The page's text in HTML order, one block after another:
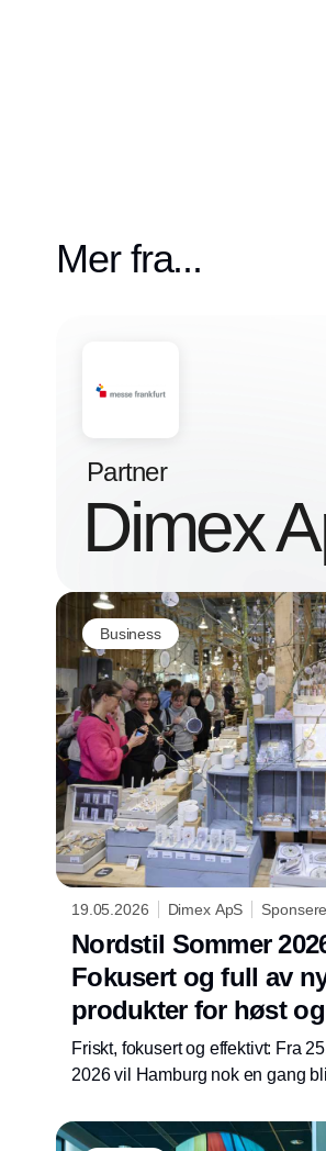
Mer fra...
Partner
Dimex
Business
19.05.2026 Dimex ApS
Nordstil Sommer
Fokusert og full av
produkter for høst
Friskt, fokusert og effektivt: Fra
2026 vil Hamburg nok en gang
Sommer presenteres i et